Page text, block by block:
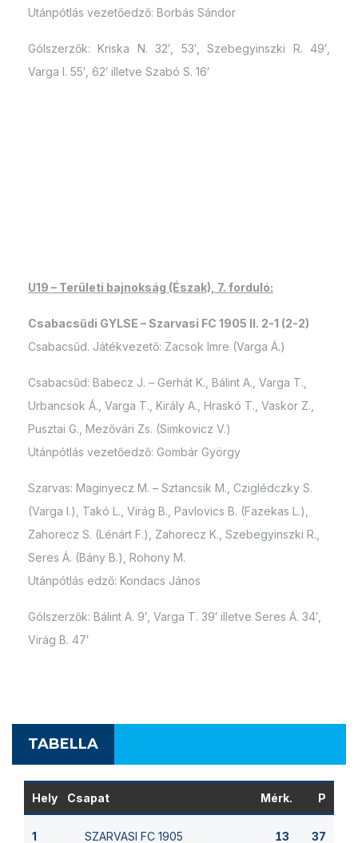
Utánpótlás vezetőedző: Borbás Sándor
Gólszerzők: Kriska N. 32′, 53′, Szebegyinszki R. 49′,
Varga I. 55′, 62′ illetve Szabó S. 16′
U19 – Területi bajnokság (Észak), 7. forduló:
Csabacsűdi GYLSE – Szarvasi FC 1905 II. 2-1 (2-2)
Csabacsűd. Játékvezető: Zacsok Imre (Varga Á.)
Csabacsűd: Babecz J. – Gerhát K., Bálint A., Varga T.,
Urbancsok Á., Varga T., Király A., Hraskó T., Vaskor Z.,
Pusztai G., Mezővári Zs. (Simkovicz V.)
Utánpótlás vezetőedző: Gombár György
Szarvas: Maginyecz M. – Sztancsik M., Cziglédczky S.
(Varga I.), Takó L., Virág B., Pavlovics B. (Fazekas L.),
Zahorecz S. (Lénárt F.), Zahorecz K., Szebegyinszki R.,
Seres Á. (Bány B.), Rohony M.
Utánpótlás edző: Kondacs János
Gólszerzők: Bálint A. 9′, Varga T. 39′ illetve Seres Á. 34′,
Virág B. 47′
TABELLA
Hely Csapat Mérk. P
1 SZARVASI FC 1905 13 37